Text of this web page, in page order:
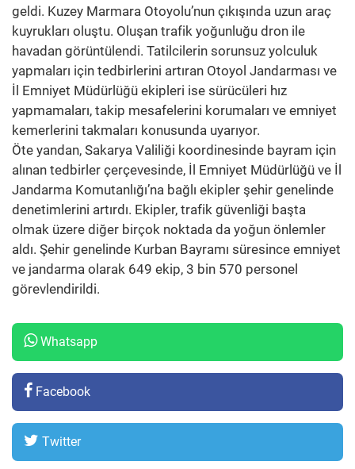
geldi. Kuzey Marmara Otoyolu’nun çıkışında uzun araç
kuyrukları oluştu. Oluşan trafik yoğunluğu dron ile
havadan görüntülendi. Tatilcilerin sorunsuz yolculuk
yapmaları için tedbirlerini artıran Otoyol Jandarması ve
İl Emniyet Müdürlüğü ekipleri ise sürücüleri hız
yapmamaları, takip mesafelerini korumaları ve emniyet
kemerlerini takmaları konusunda uyarıyor.
Öte yandan, Sakarya Valiliği koordinesinde bayram için
alınan tedbirler çerçevesinde, İl Emniyet Müdürlüğü ve İl
Jandarma Komutanlığı’na bağlı ekipler şehir genelinde
denetimlerini artırdı. Ekipler, trafik güvenliği başta
olmak üzere diğer birçok noktada da yoğun önlemler
aldı. Şehir genelinde Kurban Bayramı süresince emniyet
ve jandarma olarak 649 ekip, 3 bin 570 personel
görevlendirildi.
Whatsapp
Facebook
Twitter